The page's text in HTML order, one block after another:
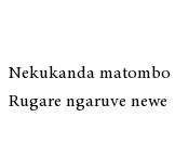
Nekukanda matombo
Rugare ngaruve newe